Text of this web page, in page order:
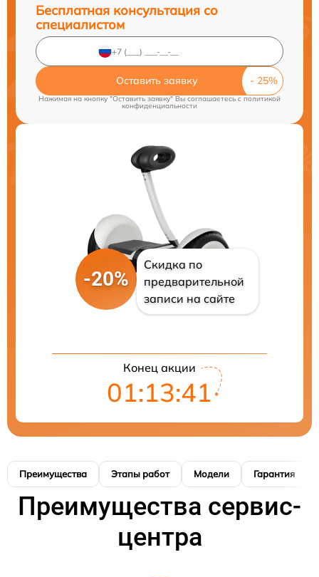
Бесплатная консультация со
специалистом
Оставить заявку
Нажимая на кнопку "Оставить заявку" Вы соглашаетесь c политикой
конфиденциальности
-20%
Скидка по
предварительной
записи на сайте
Конец акции
01:13:41
Преимущества Этапы работ Модели Гарантия
Преимущества сервис-
центра